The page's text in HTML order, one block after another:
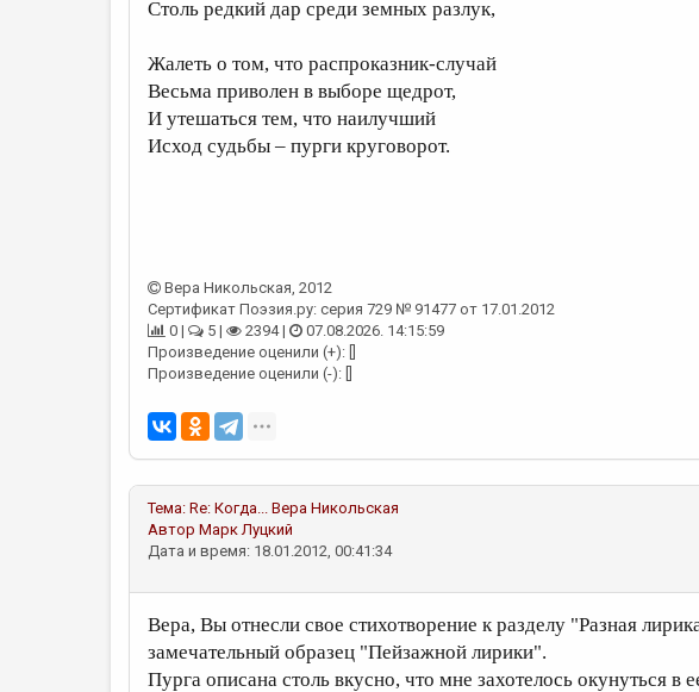
Столь редкий дар среди земных разлук,
Жалеть о том, что распроказник-случай
Весьма приволен в выборе щедрот,
И утешаться тем, что наилучший
Исход судьбы – пурги круговорот.
Вера Никольская , 2012
Сертификат Поэзия.ру: серия 729 № 91477 от 17.01.2012
0 |
5 | 2394 |
07.08.2026. 14:15:59
Произведение оценили (+): []
Произведение оценили (-): []
Тема: Re: Когда...
Вера Никольская
Автор Марк Луцкий
Дата и время: 18.01.2012, 00:41:34
Вера, Вы отнесли свое стихотворение к разделу "Разная
замечательный образец "Пейзажной лирики".
Пурга описана столь вкусно, что мне захотелось окунуться